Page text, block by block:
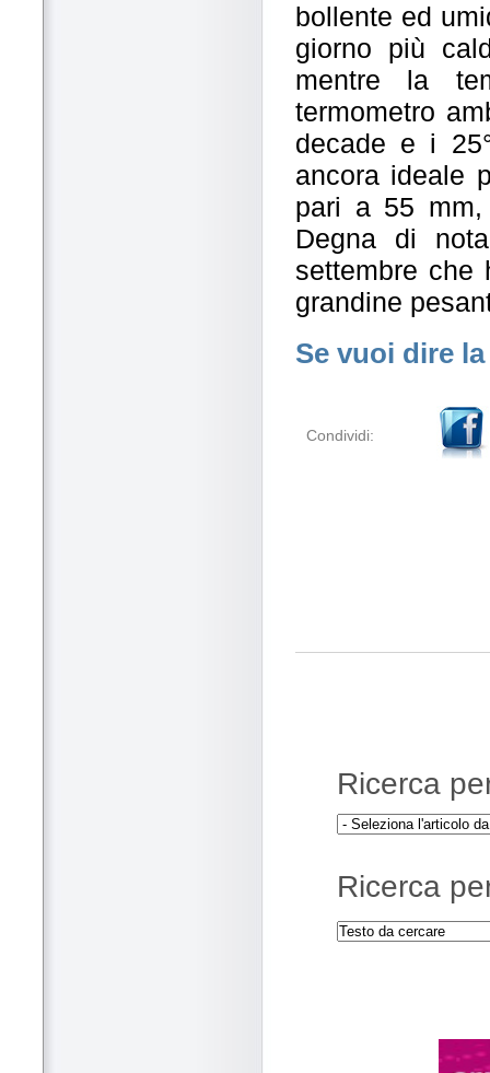
bollente ed
giorno più
mentre la
termometro
decade e i
ancora ideale
pari a 55
Degna di
settembre che
grandine
Se vuoi dire
Condividi:
Ricerca
Ricerca